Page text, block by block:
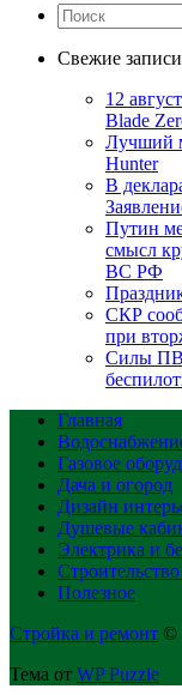
Свежие записи
12
Blade
Лучший
Hunter
В
Путин
смысл
ВС РФ
СКР
при
Силы
Главная
Газовое
Дача и огород
Дизайн
Душевые
Электрика и
Полезное
Стройка и ремонт ©
Тема от WP Puzzle